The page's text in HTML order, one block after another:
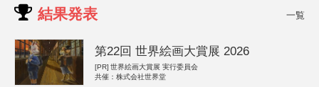
結果発表 一覧
第22回 世界絵画大賞展 2026
[PR] 世界絵画大賞展 実行委員会
共催：株式会社世界堂